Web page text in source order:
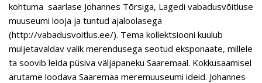
kohtuma saarlase Johannes Tõrsiga, Lagedi vabadusvõitluse
muuseumi looja ja tuntud ajaloolasega
(http://vabadusvoitlus.ee/). Tema kollektsiooni kuulub
muljetavaldav valik merendusega seotud eksponaate, millele
ta soovib leida püsiva väljapaneku Saaremaal. Kokkusaamisel
arutame loodava Saaremaa meremuuseumi ideid. Johannes